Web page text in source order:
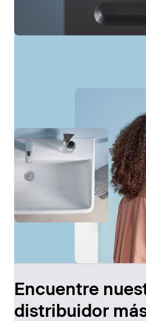
Encuentre
distribuidor